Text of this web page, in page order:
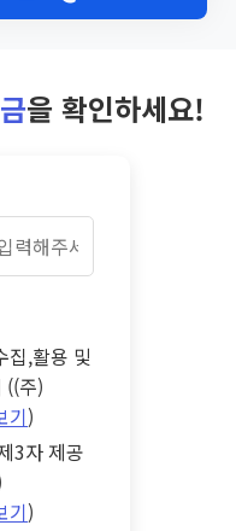
을 확인하세요!
집,활용 및
((주)
기)
3자 제공
기)